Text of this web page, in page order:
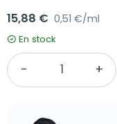
15,88 € 0,51 €/ml
En stock